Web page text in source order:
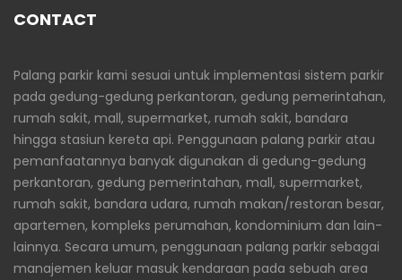
CONTACT
Palang parkir kami sesuai untuk implementasi sistem parkir
pada gedung-gedung perkantoran, gedung pemerintahan,
rumah sakit, mall, supermarket, rumah sakit, bandara
hingga stasiun kereta api. Penggunaan palang parkir atau
pemanfaatannya banyak digunakan di gedung-gedung
perkantoran, gedung pemerintahan, mall, supermarket,
rumah sakit, bandara udara, rumah makan/restoran besar,
apartemen, kompleks perumahan, kondominium dan lain-
lainnya. Secara umum, penggunaan palang parkir sebagai
manajemen keluar masuk kendaraan pada sebuah area